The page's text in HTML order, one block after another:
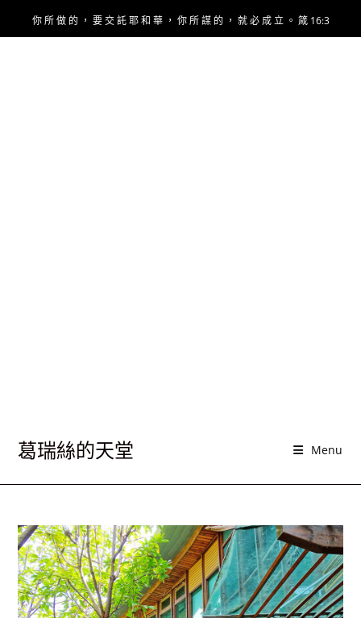
你 所 做 的 ， 要 交 託 耶 和 華 ， 你 所 謀 的 ， 就 必 成 立 。 箴 16:3
葛瑞絲的天堂 Menu